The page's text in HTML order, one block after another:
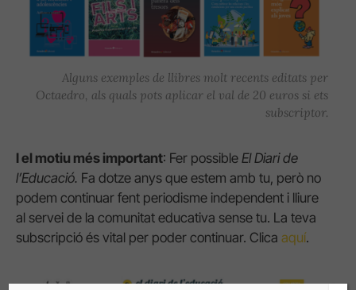
Alguns exemples de llibres molt recents editats per
Octaedro, als quals pots aplicar el val de 20 euros si ets
subscriptor.
I el motiu més important: Fer possible El Diari de
l’Educació. Fa dotze anys que estem amb tu, però no
podem continuar fent periodisme independent i lliure
al servei de la comunitat educativa sense tu. La teva
subscripció és vital per poder continuar. Clica aquí.